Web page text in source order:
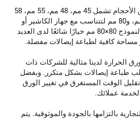
اختر من بين مجموعة من الأحجام تشمل 45 مم، 48 مم، 55 مم، 58
مم، 60 مم، 65 مم، 70 مم، و80 مم لتتناسب مع جهاز الكاشير أو
الطابعة الخاص بك. يُعد النموذج 80×80 مم خيارًا شائعًا لدى العديد
كافية لطباعة إيصالات مفصلة.
الحرارة لدينا مثالية للشركات ذات
طباعة إيصالات بشكل متكرر. وبفضل
الوقت المستغرق في تغيير الورق
عملائك.
بالتزامها بالجودة والموثوقية. يتم